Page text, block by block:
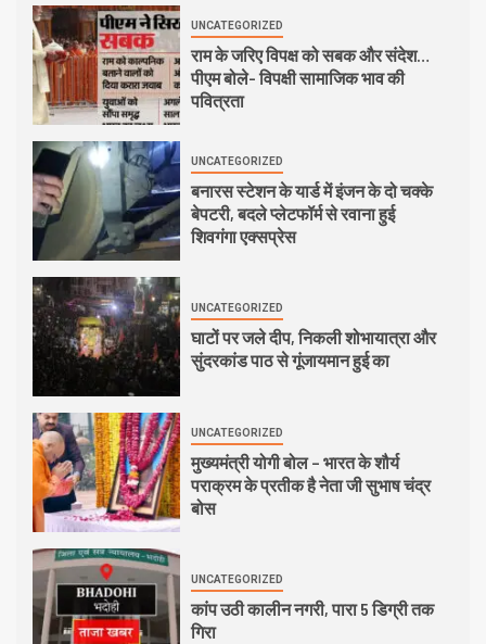
UNCATEGORIZED
राम के जरिए विपक्ष को सबक और संदेश…
पीएम बोले- विपक्षी सामाजिक भाव की
पवित्रता
UNCATEGORIZED
बनारस स्टेशन के यार्ड में इंजन के दो चक्के
बेपटरी, बदले प्लेटफॉर्म से रवाना हुई
शिवगंगा एक्सप्रेस
UNCATEGORIZED
घाटों पर जले दीप, निकली शोभायात्रा और
सुंदरकांड पाठ से गूंजायमान हुई का
UNCATEGORIZED
मुख्यमंत्री योगी बोल – भारत के शौर्य
पराक्रम के प्रतीक है नेता जी सुभाष चंद्र
बोस
UNCATEGORIZED
कांप उठी कालीन नगरी, पारा 5 डिग्री तक
गिरा